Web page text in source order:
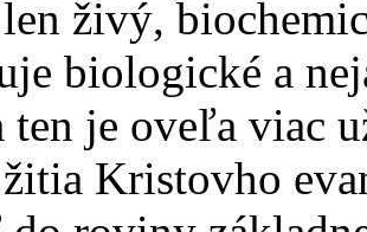
živý,
biologické a
ten je oveľa viac
Kristovho